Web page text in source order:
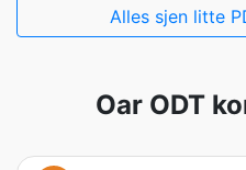
Alles sjen litte
Oar ODT